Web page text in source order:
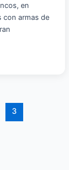
en
con armas de
3